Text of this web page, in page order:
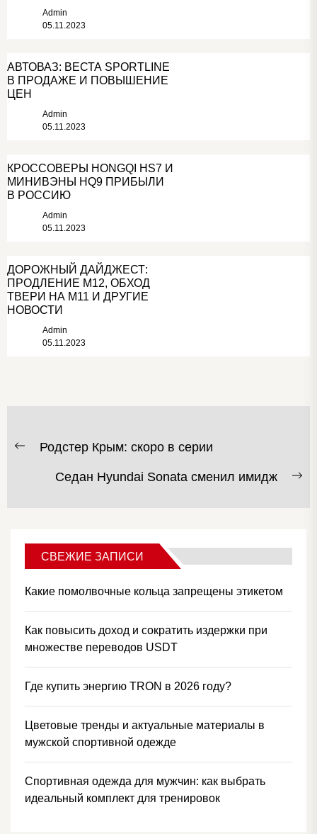
Admin
05.11.2023
АВТОВАЗ: ВЕСТА SPORTLINE
В ПРОДАЖЕ И ПОВЫШЕНИЕ
ЦЕН
Admin
05.11.2023
КРОССОВЕРЫ HONGQI HS7 И
МИНИВЭНЫ HQ9 ПРИБЫЛИ
В РОССИЮ
Admin
05.11.2023
ДОРОЖНЫЙ ДАЙДЖЕСТ:
ПРОДЛЕНИЕ М12, ОБХОД
ТВЕРИ НА М11 И ДРУГИЕ
НОВОСТИ
Admin
05.11.2023
НАВИГАЦИЯ
ЗАПИСЯМ
Предыдущая
запись:
Родстер Крым: скоро в серии
Седан Hyundai Sonata сменил имидж
СВЕЖИЕ ЗАПИСИ
Какие помолвочные кольца запрещены этикетом
Как повысить доход и сократить издержки при
множестве переводов USDT
Где купить энергию TRON в 2026 году?
Цветовые тренды и актуальные материалы в
мужской спортивной одежде
Спортивная одежда для мужчин: как выбрать
идеальный комплект для тренировок